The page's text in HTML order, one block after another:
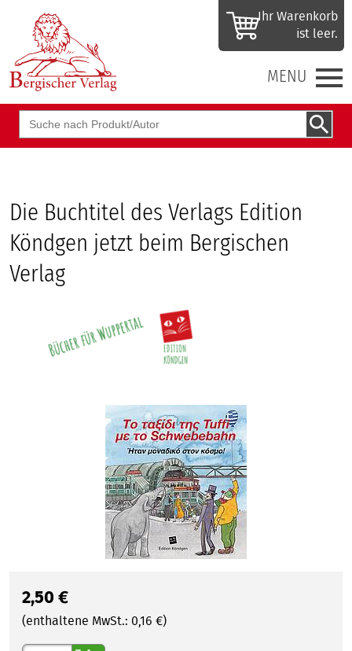
MENU
Ihr Waren­korb
ist leer.
Suchbegriff
Die Buchtitel des Verlags Edition
Köndgen jetzt beim Bergischen
Verlag
2,50 €
(enthaltene MwSt.: 0,16 €)